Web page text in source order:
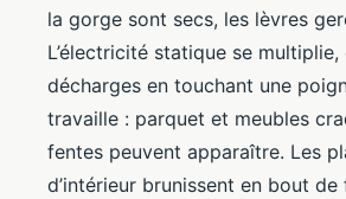
la gorge sont secs, les lèvres
L’électricité statique se
décharges en touchant une
travaille : parquet et meubles
fentes peuvent apparaître. Les
d’intérieur brunissent en bout de